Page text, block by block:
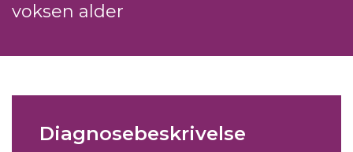
voksen alder
Diagnosebeskrivelse